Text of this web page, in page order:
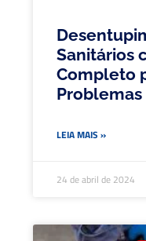
Sanitários
Completo
LEIA MAIS »
24 de abril de 2024